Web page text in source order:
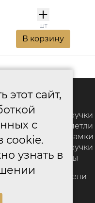
шт
В корзину
каталог
Дверные ручки
Дверные петли
Дверные замки
Оконные ручки
Аксессуары
Дверные
ограничители
этот сайт,
с
cookie.
узнать в